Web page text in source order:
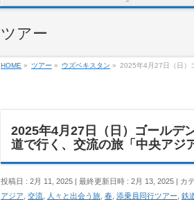
ツアー
HOME » ツアー » ウズベキスタン » 2025年4月27日（日）
2025年4月27日（日）ゴール
道で行く、交流の旅「中央アジ
投稿日 : 2月 11, 2025 最終更新日時 : 2月 13, 2025 カ
アジア 交流 人々と出会う旅 春 添乗員同行ツアー 鉄